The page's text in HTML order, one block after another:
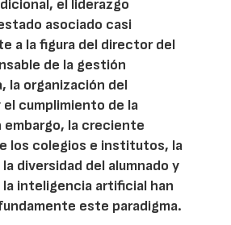
el liderazgo
asociado casi
a la figura del director del
de la gestión
la organización del
cumplimiento de la
embargo, la creciente
los colegios e institutos, la
diversidad del alumnado y
la inteligencia artificial han
este paradigma.